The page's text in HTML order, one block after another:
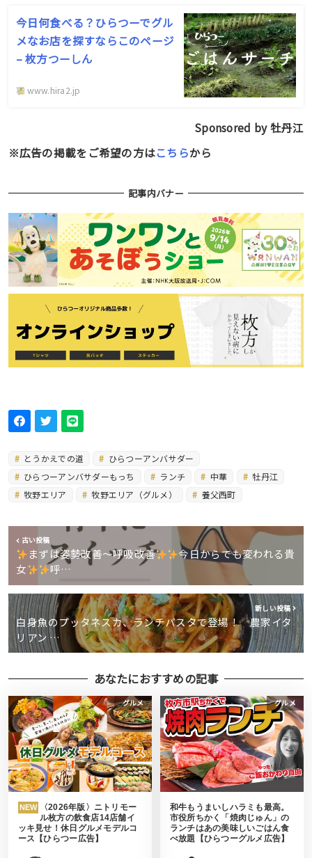
今日何食べる？ひらつーでグル
メなお店を探すならこのページ
– 枚方つーしん
www.hira2.jp
Sponsored by 牡丹江
※広告の掲載をご希望の方はこちらから
記事内バナー
とうかえでの道
ひらつーアンバサダー
ひらつーアンバサダーもっち
ランチ 中華
牡丹江
牧野エリア
牧野エリア（グルメ） 養父西町
古い投稿
まずは姿勢改善～呼吸改善
今日からでも変われる貴
女
呼…
新しい投稿
白身魚のプッタネスカ、ランチパスタで登場！ 農家イタ
リアン …
あなたにおすすめの記事
グルメ
NEW
〈2026年版〉ニトリモー
ル枚方の飲食店14店舗イ
ッキ見せ！休日グルメモデルコ
ース【ひらつー広告】
グルメ
和牛もうまいしハラミも最高。
市役所ちかく「焼肉じゅん」の
ランチはあの美味しいごはん食
べ放題【ひらつーグルメ広告】